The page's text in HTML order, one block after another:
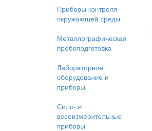
Приборы контроля
окружающей среды
Металлографическая
пробоподготовка
Лабораторное
оборудование и
приборы
Сило- и
весоизмерительные
приборы